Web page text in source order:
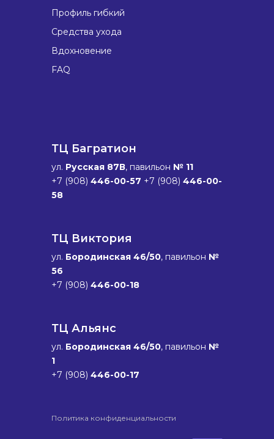
Профиль гибкий
Средства ухода
Вдохновение
FAQ
ТЦ Багратион
ул. Русская 87В, павильон № 11
+7 (908) 446-00-57 +7 (908) 446-00-
58
ТЦ Виктория
ул. Бородинская 46/50, павильон №
56
+7 (908) 446-00-18
ТЦ Альянс
ул. Бородинская 46/50, павильон №
1
+7 (908) 446-00-17
Политика конфиденциальности